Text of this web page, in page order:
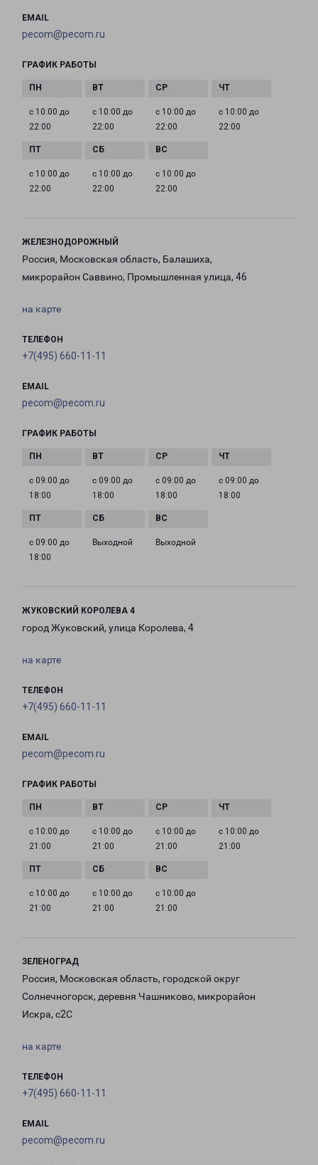
EMAIL
pecom@pecom.ru
ГРАФИК РАБОТЫ
с 10:00 до
22:00
с 10:00 до
22:00
с 10:00 до
22:00
с 10:00 до
22:00
с 10:00 до
22:00
с 10:00 до
22:00
с 10:00 до
22:00
ЖЕЛЕЗНОДОРОЖНЫЙ
Россия, Московская область, Балашиха,
микрорайон Саввино, Промышленная улица, 46
на карте
ТЕЛЕФОН
+7(495) 660-11-11
EMAIL
pecom@pecom.ru
ГРАФИК РАБОТЫ
с 09:00 до
18:00
с 09:00 до
18:00
с 09:00 до
18:00
с 09:00 до
18:00
с 09:00 до
18:00
Выходной Выходной
ЖУКОВСКИЙ КОРОЛЕВА 4
город Жуковский, улица Королева, 4
на карте
ТЕЛЕФОН
+7(495) 660-11-11
EMAIL
pecom@pecom.ru
ГРАФИК РАБОТЫ
с 10:00 до
21:00
с 10:00 до
21:00
с 10:00 до
21:00
с 10:00 до
21:00
с 10:00 до
21:00
с 10:00 до
21:00
с 10:00 до
21:00
ЗЕЛЕНОГРАД
Россия, Московская область, городской округ
Солнечногорск, деревня Чашниково, микрорайон
Искра, с2С
на карте
ТЕЛЕФОН
+7(495) 660-11-11
EMAIL
pecom@pecom.ru